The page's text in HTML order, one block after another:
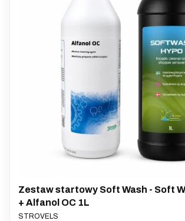
Zestaw startowy Soft Wash - Soft
+ Alfanol OC 1L
PRODUCENT
STROVELS